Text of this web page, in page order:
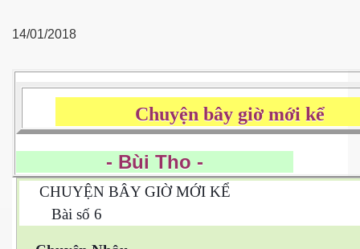
14/01/2018
Chuyện bây giờ mới
- Bùi Tho -
CHUYỆN BÂY GIỜ MỚI KỂ
Bài số 6
Bộ xưa